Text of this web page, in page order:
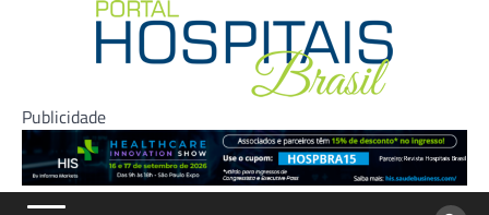
Publicidade